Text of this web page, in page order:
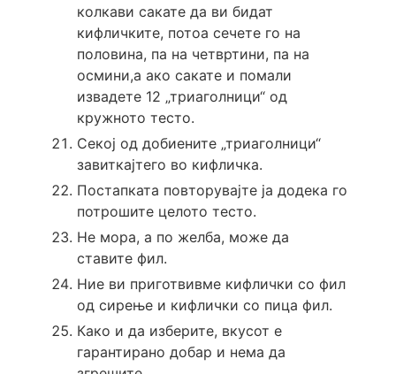
колкави сакате да ви бидат
кифличките, потоа сечете го на
половина, па на четвртини, па на
осмини,а ако сакате и помали
извадете 12 „триаголници“ од
кружното тесто.
Секој од добиените „триаголници“
завиткајтего во кифличка.
Постапката повторувајте ја додека го
потрошите целото тесто.
Не мора, а по желба, може да
ставите фил.
Ние ви приготвивме кифлички со фил
од сирење и кифлички со пица фил.
Како и да изберите, вкусот е
гарантирано добар и нема да